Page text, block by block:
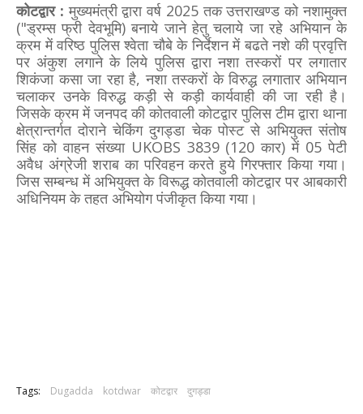
कोटद्वार : मुख्यमंत्री द्वारा वर्ष 2025 तक उत्तराखण्ड को नशामुक्त
("ड्रम्स फ्री देवभूमि) बनाये जाने हेतु चलाये जा रहे अभियान के
क्रम में वरिष्ठ पुलिस श्वेता चौबे के निर्देशन में बढते नशे की प्रवृत्ति
पर अंकुश लगाने के लिये पुलिस द्वारा नशा तस्करों पर लगातार
शिकंजा कसा जा रहा है, नशा तस्करों के विरुद्ध लगातार अभियान
चलाकर उनके विरुद्ध कड़ी से कड़ी कार्यवाही की जा रही है।
जिसके क्रम में जनपद की कोतवाली कोटद्वार पुलिस टीम द्वारा थाना
क्षेत्रान्तर्गत दोराने चेकिंग दुगड्डा चेक पोस्ट से अभियुक्त संतोष
सिंह को वाहन संख्या UKOBS 3839 (120 कार) में 05 पेटी
अवैध अंग्रेजी शराब का परिवहन करते हुये गिरफ्तार किया गया।
जिस सम्बन्ध में अभियुक्त के विरूद्ध कोतवाली कोटद्वार पर आबकारी
अधिनियम के तहत अभियोग पंजीकृत किया गया।
Tags: Dugadda kotdwar कोटद्वार दुगड्डा